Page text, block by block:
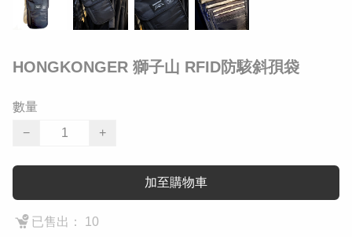
HONGKONGER 獅子山 RFID防駭斜孭袋
數量
−
+
加至購物車
已售出： 10